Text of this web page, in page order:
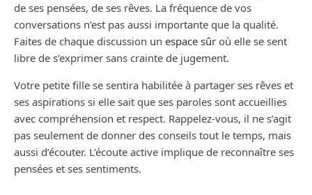
de ses pensées, de ses rêves. La fréquence de vos
conversations n’est pas aussi importante que la qualité.
Faites de chaque discussion un espace sûr où elle se sent
libre de s’exprimer sans crainte de jugement.
Votre petite fille se sentira habilitée à partager ses rêves et
ses aspirations si elle sait que ses paroles sont accueillies
avec compréhension et respect. Rappelez-vous, il ne s’agit
pas seulement de donner des conseils tout le temps, mais
aussi d’écouter. L’écoute active implique de reconnaître ses
pensées et ses sentiments.